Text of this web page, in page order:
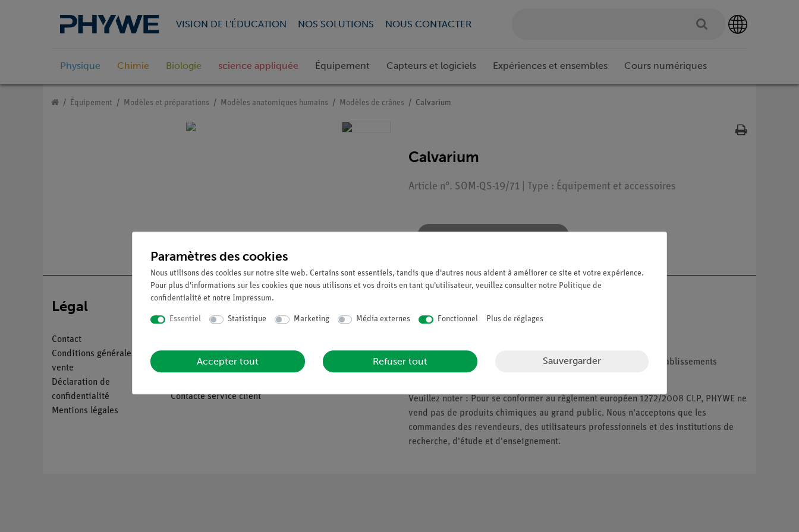
VISION DE L'ÉDUCATION NOS SOLUTIONS NOUS CONTACTER
Physique Chimie Biologie science appliquée Équipement Capteurs et logiciels Expériences et ensembles Cours numériques
Équipement Modèles et préparations Modèles anatomiques humains Modèles de crânes Calvarium
Calvarium
Article n°. SOM-QS-19/71 | Type : Équipement et accessoires
Légal
Contact
Conditions générales de
vente
Déclaration de
confidentialité
Mentions légales
Service
Téléchargements
Contacte service client
Politique de qualité
Sécurité en classe
Nous ne fournissons que les entreprises, les institutions et les établissements
Veuillez noter : Pour se conformer au règlement européen 1272/2008 CLP, PHYWE ne
vend pas de produits chimiques au grand public. Nous n'acceptons que les
commandes des revendeurs, des utilisateurs professionnels et des institutions de
recherche, d'étude et d'enseignement.
Paramètres des cookies
Nous utilisons des cookies sur notre site web. Certains sont essentiels, tandis que d'autres nous aident à améliorer ce site et votre expérience.
Pour plus d'informations sur les cookies que nous utilisons et vos droits en tant qu'utilisateur, veuillez consulter notre Politique de
confidentialité et notre Impressum.
Essentiel Statistique Marketing Média externes Fonctionnel Plus de réglages
Accepter tout Refuser tout Sauvergarder